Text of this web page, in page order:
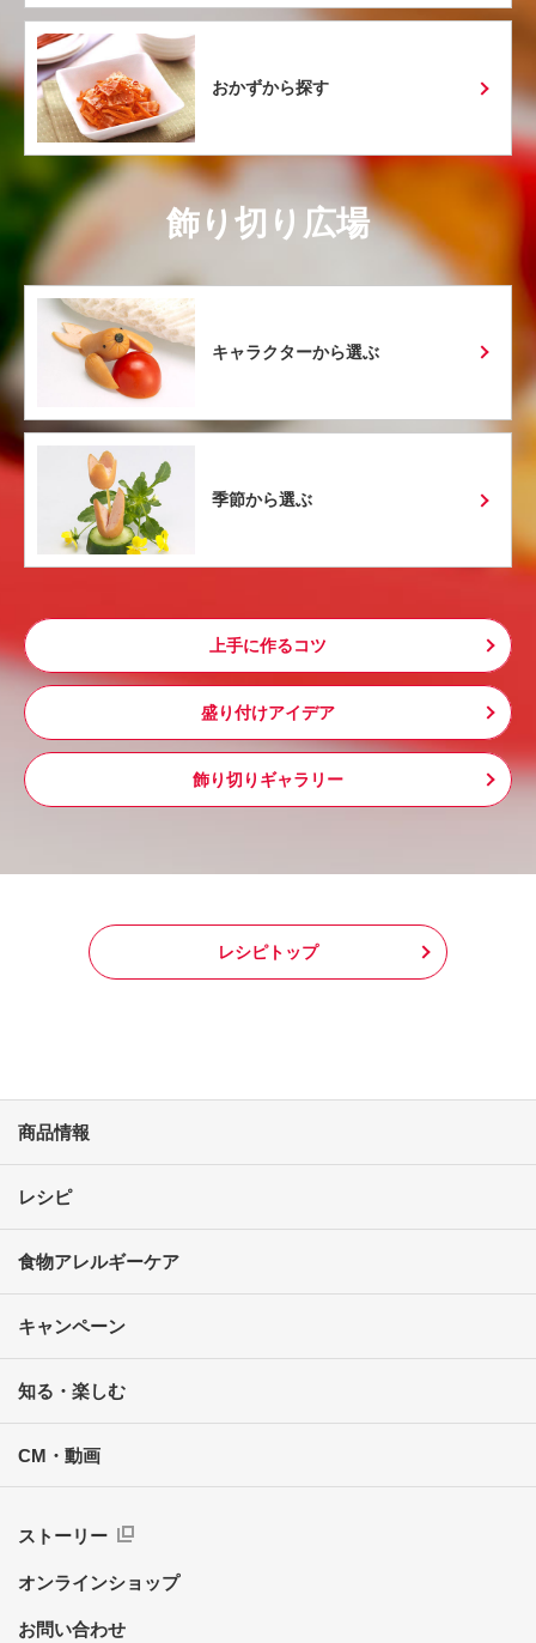
おかずから探す
飾り切り広場
キャラクターから選ぶ
季節から選ぶ
上手に作るコツ
盛り付けアイデア
飾り切りギャラリー
レシピトップ
商品情報
レシピ
食物アレルギーケア
キャンペーン
知る・楽しむ
CM・動画
ストーリー
オンラインショップ
お問い合わせ